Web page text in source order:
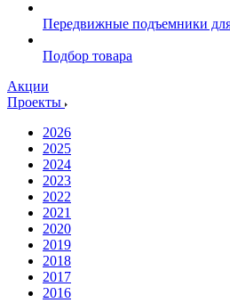
Передвижные подъемники
Подбор товара
Акции
Проекты
2026
2025
2024
2023
2022
2021
2020
2019
2018
2017
2016